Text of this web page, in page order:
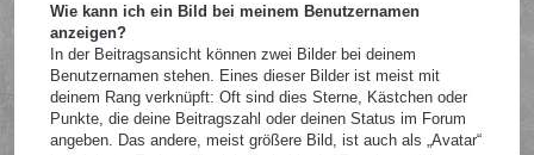
Wie kann ich ein Bild bei meinem Benutzernamen
anzeigen?
In der Beitragsansicht können zwei Bilder bei deinem
Benutzernamen stehen. Eines dieser Bilder ist meist mit
deinem Rang verknüpft: Oft sind dies Sterne, Kästchen oder
Punkte, die deine Beitragszahl oder deinen Status im Forum
angeben. Das andere, meist größere Bild, ist auch als „Avatar“